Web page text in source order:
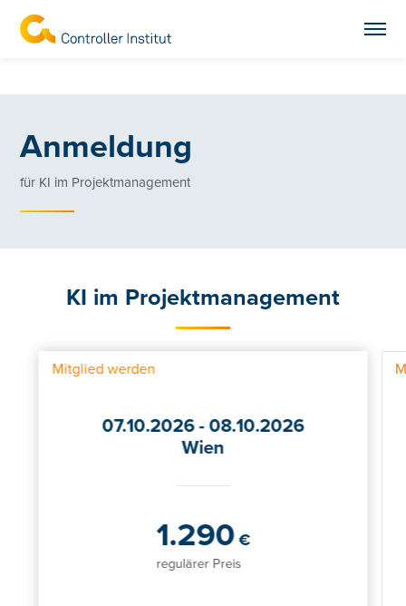
Anmeldung
für KI im Projektmanagement
KI im Projektmanagement
Mitglied werden
07.10.2026 - 08.10.2026
Wien
1.290€
regulärer Preis